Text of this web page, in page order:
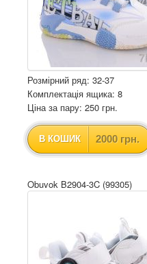
Розмірний ряд: 32-37
Комплектація ящика: 8
Ціна за пару: 250 грн.
В КОШИК 2000 грн.
Obuvok B2904-3C (99305)